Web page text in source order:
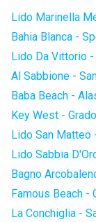
Lido Marinella
Bahia Blanca -
Lido Da Vittorio
Al Sabbione -
Baba Beach -
Key West -
Lido San Matteo
Lido Sabbia
Bagno
Famous Beach -
La Conchiglia -